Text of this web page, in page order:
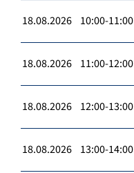
18.08.2026 10:00-11:00
18.08.2026 11:00-12:00
18.08.2026 12:00-13:00
18.08.2026 13:00-14:00